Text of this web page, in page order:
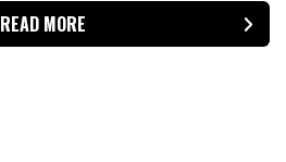
READ MORE